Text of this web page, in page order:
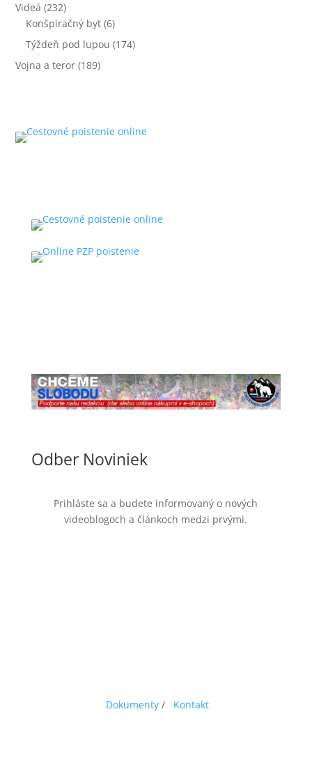
Videá (232)
Konšpiračný byt (6)
Týždeň pod lupou (174)
Vojna a teror (189)
Odber Noviniek
Prihláste sa a budete informovaný o nových
videoblogoch a článkoch medzi prvými.
Dokumenty/ Kontakt